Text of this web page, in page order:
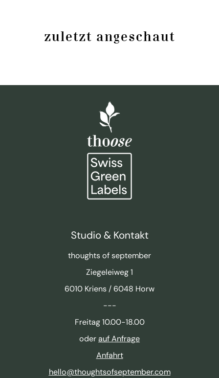
zuletzt angeschaut
Studio & Kontakt
thoughts of september
Ziegeleiweg 1
6010 Kriens / 6048 Horw
---
Freitag 10.00-18.00
oderauf Anfrage
Anfahrt
hello@thoughtsofseptember.com